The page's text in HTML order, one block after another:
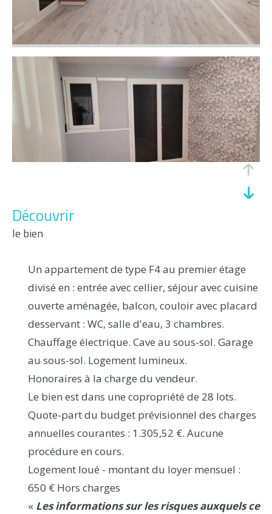
découvrir
le bien
Un appartement de type F4 au premier étage
divisé en : entrée avec cellier, séjour avec cuisine
ouverte aménagée, balcon, couloir avec placard
desservant : WC, salle d'eau, 3 chambres.
Chauffage électrique. Cave au sous-sol. Garage
au sous-sol. Logement lumineux.
Honoraires à la charge du vendeur.
Le bien est dans une copropriété de 28 lots.
Quote-part du budget prévisionnel des charges
annuelles courantes : 1.305,52 €. Aucune
procédure en cours.
Logement loué - montant du loyer mensuel :
650 € Hors charges
« Les informations sur les risques auxquels ce